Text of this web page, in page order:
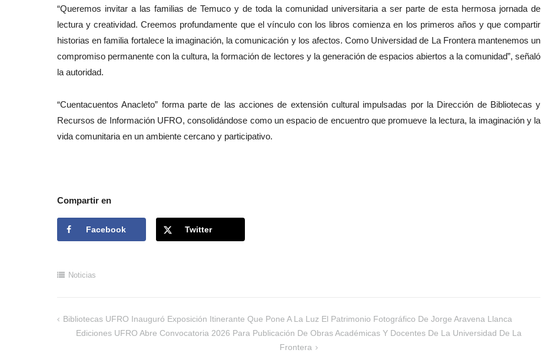
“Queremos invitar a las familias de Temuco y de toda la comunidad universitaria a ser parte de esta hermosa jornada de
lectura y creatividad. Creemos profundamente que el vínculo con los libros comienza en los primeros años y que compartir
historias en familia fortalece la imaginación, la comunicación y los afectos. Como Universidad de La Frontera mantenemos un
compromiso permanente con la cultura, la formación de lectores y la generación de espacios abiertos a la comunidad”, señaló
la autoridad.
“Cuentacuentos Anacleto” forma parte de las acciones de extensión cultural impulsadas por la Dirección de Bibliotecas y
Recursos de Información UFRO, consolidándose como un espacio de encuentro que promueve la lectura, la imaginación y la
vida comunitaria en un ambiente cercano y participativo.
Compartir en
Facebook Twitter
Noticias
Navegación
Bibliotecas UFRO Inauguró Exposición Itinerante Que Pone A La Luz El Patrimonio Fotográfico De Jorge Aravena Llanca
Ediciones UFRO Abre Convocatoria 2026 Para Publicación De Obras Académicas Y Docentes De La Universidad De La
Frontera